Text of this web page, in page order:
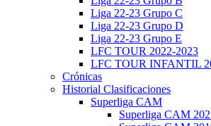
Liga 22-23 Grupo C
Liga 22-23 Grupo D
Liga 22-23 Grupo E
LFC TOUR 2022-2023
LFC TOUR INFANTIL
Crónicas
Historial Clasificaciones
Superliga CAM
Superliga CAM